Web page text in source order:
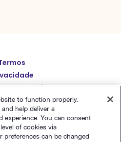
de cookies
do Site
(BR)
English
體中文
简体中文
to function properly.
help deliver a
experience. You can consent
of cookies via
preferences can be changed